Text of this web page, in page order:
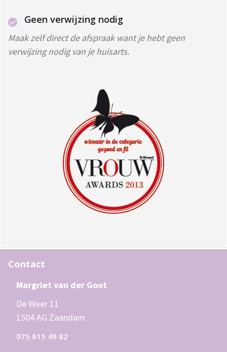
Geen verwijzing nodig
Maak zelf direct de afspraak want je hebt geen
verwijzing nodig van je huisarts.
Contact
Margriet van der Goot
De Weer 11
1504 AG Zaandam
075 615 49 82